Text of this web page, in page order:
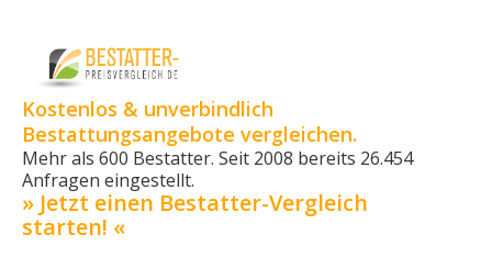
Kostenlos & unverbindlich
Bestattungsangebote vergleichen.
Mehr als 600 Bestatter. Seit 2008 bereits 26.454
Anfragen eingestellt.
» Jetzt einen Bestatter-Vergleich
starten! «